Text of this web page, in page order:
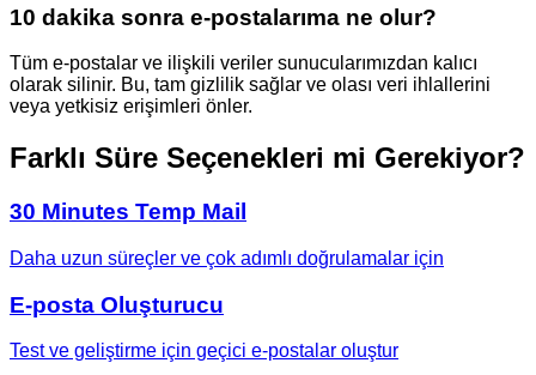
10 dakika sonra e-postalarıma ne olur?
Tüm e-postalar ve ilişkili veriler sunucularımızdan kalıcı
olarak silinir. Bu, tam gizlilik sağlar ve olası veri ihlallerini
veya yetkisiz erişimleri önler.
Farklı Süre Seçenekleri mi Gerekiyor?
30 Minutes Temp Mail
Daha uzun süreçler ve çok adımlı doğrulamalar için
E-posta Oluşturucu
Test ve geliştirme için geçici e-postalar oluştur